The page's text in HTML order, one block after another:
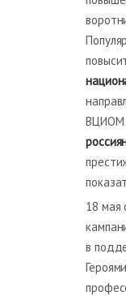
ВЦИОМ
18 мая
в